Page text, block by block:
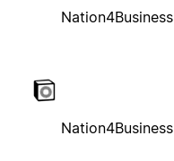
Nation4Business
Nation4Business